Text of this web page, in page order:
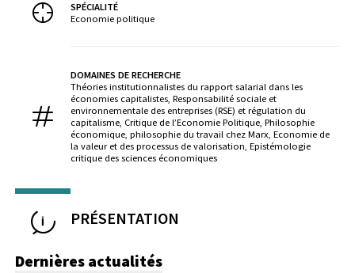
SPÉCIALITÉ
Economie politique
DOMAINES DE RECHERCHE
Théories institutionnalistes du rapport salarial dans les
économies capitalistes, Responsabilité sociale et
environnementale des entreprises (RSE) et régulation du
capitalisme, Critique de l’Economie Politique, Philosophie
économique, philosophie du travail chez Marx, Economie de
la valeur et des processus de valorisation, Epistémologie
critique des sciences économiques
PRÉSENTATION
Dernières actualités